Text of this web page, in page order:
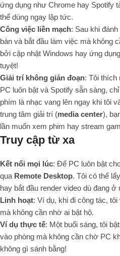
ứng dụng như Chrome hay Spotify
thể dùng ngay lập tức.
Công việc liền mạch: Sau khi
bàn và bắt đầu làm việc mà không
bởi cập nhật Windows hay ứng
tuyệt!
Giải trí không gián đoạn: Tôi thích
PC luôn bật và Spotify sẵn sàng,
phím là nhạc vang lên ngay khi tôi
trung tâm giải trí (media center),
lần muốn xem phim hay stream
Truy cập từ xa
Kết nối mọi lúc: Để PC luôn bật
qua Remote Desktop. Tôi có thể
hay bắt đầu render video dù đang ở
Linh hoạt: Ví dụ, khi đi công tác,
mà không cần nhờ ai bật hộ.
Ví dụ thực tế: Một buổi sáng, tôi
vào phòng mà không cần chờ PC
không gì sánh bằng!